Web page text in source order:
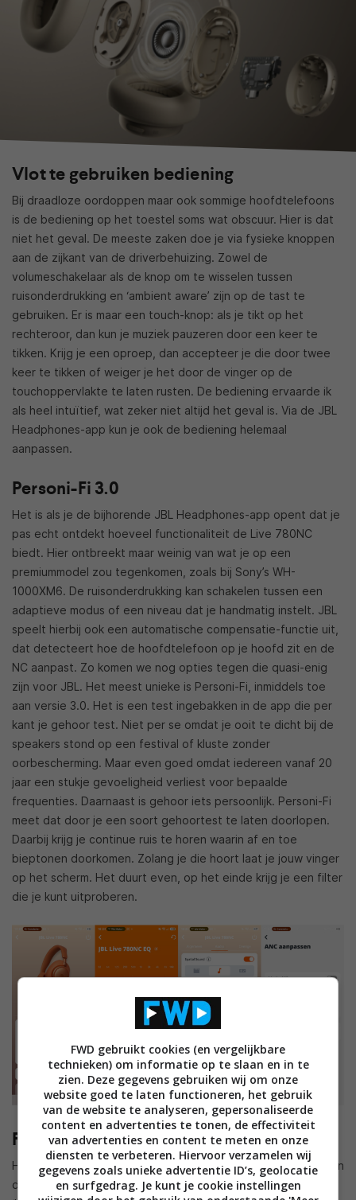
Vlot te gebruiken bediening
Bij draadloze oordoppen maar ook sommige hoofdtelefoons
is de bediening op het toestel soms wat obscuur. Hier is dat
niet het geval. De meeste zaken doe je via fysieke knoppen
aan de zijkant van de driverbehuizing. Zowel de
volumeschakelaar als de knop om te wisselen tussen
ruisonderdrukking en ‘ambient aware’ zijn op de tast te
gebruiken. Er is maar een touch-knop: als je tikt op het
rechteroor, dan kun je muziek pauzeren door een keer te
tikken. Krijg je een oproep, dan accepteer je die door twee
keer te tikken of weiger je het door de vinger op de
touchoppervlakte te laten rusten. De bediening ervaarde ik
als heel intuïtief, wat zeker niet altijd het geval is. Via de JBL
Headphones-app kun je ook de bediening helemaal
aanpassen.
Personi-Fi 3.0
Het is als je de bijhorende JBL Headphones-app opent dat je
pas echt ontdekt hoeveel functionaliteit de Live 780NC
biedt. Hier ontbreekt maar weinig van wat je op een
premiummodel zou tegenkomen, zoals bij Sony’s WH-
1000XM6. De ruisonderdrukking kan schakelen tussen een
adaptieve modus of een niveau dat je handmatig instelt. JBL
speelt hierbij ook een automatische compensatie-functie uit,
dat detecteert hoe de hoofdtelefoon op je hoofd zit en de
NC aanpast. Zo komen we nog opties tegen die quasi-enig
zijn voor JBL. Het meest unieke is Personi-Fi, inmiddels toe
aan versie 3.0. Het is een test ingebakken in de app die per
kant je gehoor test. Niet per se omdat je ooit te dicht bij de
speakers stond op een festival of kluste zonder
oorbescherming. Maar even goed omdat iedereen vanaf 20
jaar een stukje gevoeligheid verliest voor bepaalde
frequenties. Daarnaast is gehoor iets persoonlijk. Personi-Fi
meet dat door je een soort gehoortest te laten doorlopen.
Daarbij krijg je continue ruis te horen waarin af en toe
bieptonen doorkomen. Zolang je die hoort laat je jouw vinger
op het scherm. Het duurt even, op het einde krijg je een filter
die je kunt uitproberen.
Features voor de toekomst
Heel wat fabrikanten gebruiken Qualcomm-chipsets en spelen
daarom aptX (die eigendom zijn van de chipbakker) als
FWD gebruikt cookies (en vergelijkbare
technieken) om informatie op te slaan en in te
zien. Deze gegevens gebruiken wij om onze
website goed te laten functioneren, het gebruik
van de website te analyseren, gepersonaliseerde
content en advertenties te tonen, de effectiviteit
van advertenties en content te meten en onze
diensten te verbeteren. Hiervoor verzamelen wij
gegevens zoals unieke advertentie ID’s, geolocatie
en surfgedrag. Je kunt je cookie instellingen